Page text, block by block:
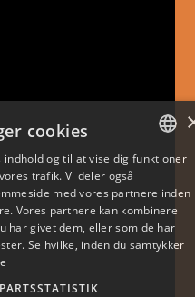
ENGLISH
cookies
og til at vise dig funktioner
trafik. Vi deler også
med vores partnere inden
Vores partnere kan kombinere
har givet dem, eller som de har
Se hvilke, inden du samtykker